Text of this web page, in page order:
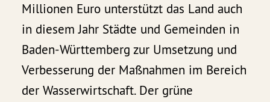
Millionen Euro unterstützt das Land auch
in diesem Jahr Städte und Gemeinden in
Baden-Württemberg zur Umsetzung und
Verbesserung der Maßnahmen im Bereich
der Wasserwirtschaft. Der grüne